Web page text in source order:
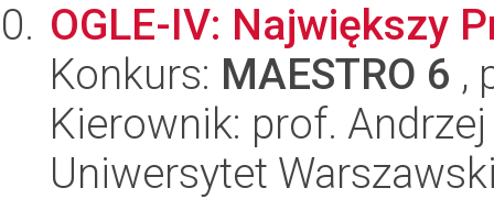
OGLE-IV: Największy
Konkurs: MAESTRO 6 ,
Kierownik: prof.
Uniwersytet